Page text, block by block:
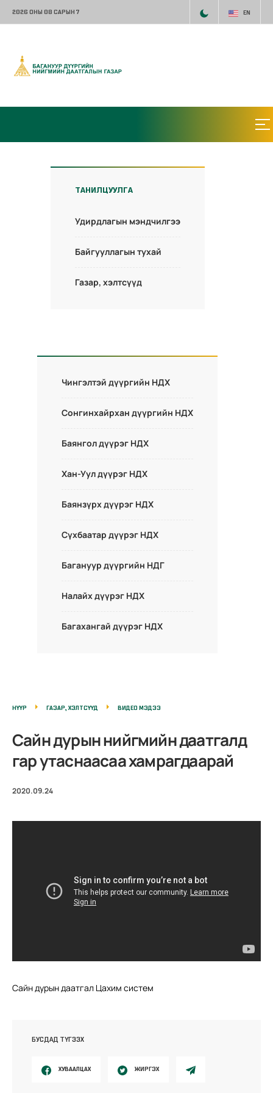
2026 ОНЫ 08 САРЫН 7 EN
ТАНИЛЦУУЛГА
Удирдлагын мэндчилгээ
Байгууллагын тухай
Газар, хэлтсүүд
Чингэлтэй дүүргийн НДХ
Сонгинхайрхан дүүргийн НДХ
Баянгол дүүрэг НДХ
Хан-Уул дүүрэг НДХ
Баянзүрх дүүрэг НДХ
Сүхбаатар дүүрэг НДХ
Багануур дүүргийн НДГ
Налайх дүүрэг НДХ
Багахангай дүүрэг НДХ
НҮҮР ГАЗАР, ХЭЛТСҮҮД ВИДЕО МЭДЭЭ
Сайн дурын нийгмийн даатгалд
гар утаснаасаа хамрагдаарай
2020.09.24
Сайн дурын даатгал Цахим систем
БУСДАД ТҮГЭЭХ
ХУВААЛЦАХ ЖИРГЭХ